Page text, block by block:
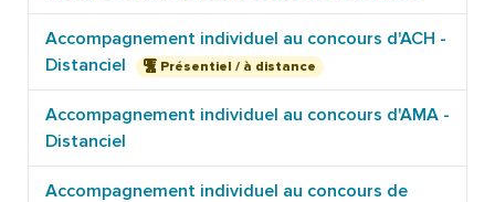
Accompagnement individuel au concours d'ACH -
Distanciel
Présentiel / à distance
Accompagnement individuel au concours d'AMA -
Distanciel
Accompagnement individuel au concours de